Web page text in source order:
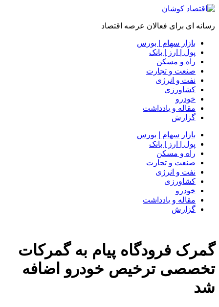
رسانه ای برای فعالان عرصه اقتصاد
بازار سهام | بورس
پول | ارز | بانک
راه و مسکن
صنعت و تجارت
نفت و انرژی
کشاورزی
خودرو
مقاله و یادداشت
گزارش
بازار سهام | بورس
پول | ارز | بانک
راه و مسکن
صنعت و تجارت
نفت و انرژی
کشاورزی
خودرو
مقاله و یادداشت
گزارش
گمرک فرودگاه پیام به گمرکات
تخصصی ترخیص خودرو اضافه
شد